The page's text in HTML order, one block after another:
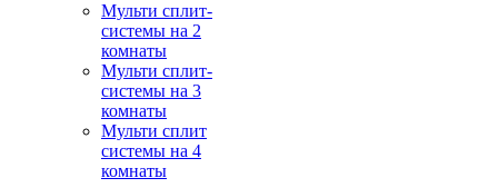
Мульти сплит-
системы на 2
комнаты
Мульти сплит-
системы на 3
комнаты
Мульти сплит
системы на 4
комнаты